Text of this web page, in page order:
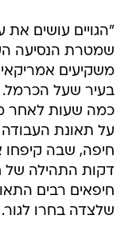
"הגויים עושים את
שמטרת הנסיעה
משקיעים
בעיר שעל הכרמל.
כמה שעות לאחר
על תאונת
חיפה, שבה
דקות התהילה של
חיפאים רבים
שלצדה בחרו לגור.